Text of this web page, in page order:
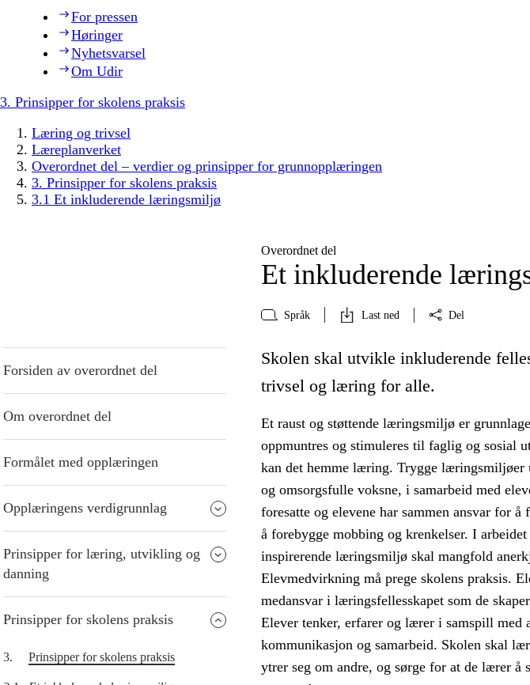
For pressen
Høringer
Nyhetsvarsel
Om Udir
3. Prinsipper for skolens praksis
Læring og trivsel
Læreplanverket
Overordnet del – verdier og prinsipper for grunnopplæringen
3. Prinsipper for skolens praksis
3.1 Et inkluderende læringsmiljø
Overordnet del
Et inkluderende
Språk Last ned Del
Forsiden av overordnet del
Om overordnet del
Formålet med opplæringen
Opplæringens verdigrunnlag
Prinsipper for læring, utvikling og
danning
Prinsipper for skolens praksis
3. Prinsipper for skolens praksis
Skolen skal utvikle inkluderende
trivsel og læring for alle.
Et raust og støttende læringsmiljø er
oppmuntres og stimuleres til faglig og sosial
kan det hemme læring. Trygge læringsmiljøer
og omsorgsfulle voksne, i samarbeid med
foresatte og elevene har sammen ansvar for
å forebygge mobbing og krenkelser. I
inspirerende læringsmiljø skal mangfold
Elevmedvirkning må prege skolens praksis.
medansvar i læringsfellesskapet som de
Elever tenker, erfarer og lærer i samspill med
kommunikasjon og samarbeid. Skolen skal
ytrer seg om andre, og sørge for at de lærer